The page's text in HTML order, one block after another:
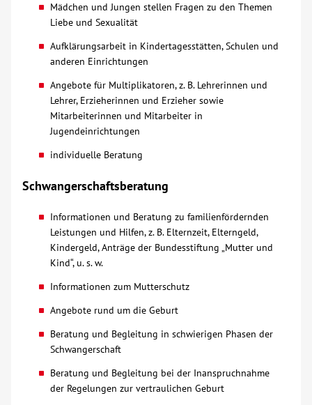
Mitmachen
Karriere
Ausbildung
Glossar
Kontakt
AWO BB Süd
Mädchen und Jungen stellen Fragen zu den Themen
Liebe und Sexualität
Aufklärungsarbeit in Kindertagesstätten, Schulen und
anderen Einrichtungen
Angebote für Multiplikatoren, z. B. Lehrerinnen und
Lehrer, Erzieherinnen und Erzieher sowie
Mitarbeiterinnen und Mitarbeiter in
Jugendeinrichtungen
individuelle Beratung
Schwangerschaftsberatung
Informationen und Beratung zu familienfördernden
Leistungen und Hilfen, z. B. Elternzeit, Elterngeld,
Kindergeld, Anträge der Bundesstiftung „Mutter und
Kind“, u. s. w.
Informationen zum Mutterschutz
Angebote rund um die Geburt
Beratung und Begleitung in schwierigen Phasen der
Schwangerschaft
Beratung und Begleitung bei der Inanspruchnahme
der Regelungen zur vertraulichen Geburt